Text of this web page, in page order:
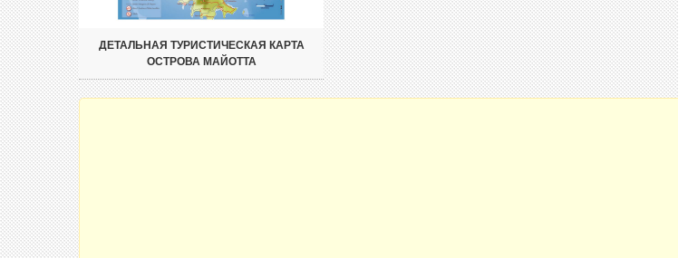
ДЕТАЛЬНАЯ ТУРИСТИЧЕСКАЯ КАРТА
ОСТРОВА МАЙОТТА